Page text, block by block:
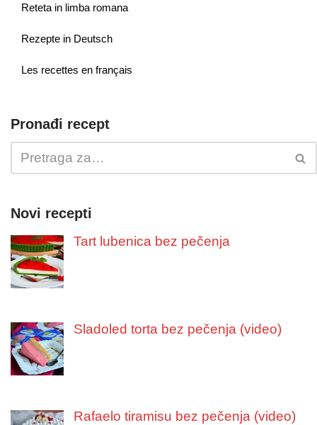
Reteta in limba romana
Rezepte in Deutsch
Les recettes en français
Pronađi recept
Novi recepti
Tart lubenica bez pečenja
Sladoled torta bez pečenja (video)
Rafaelo tiramisu bez pečenja (video)